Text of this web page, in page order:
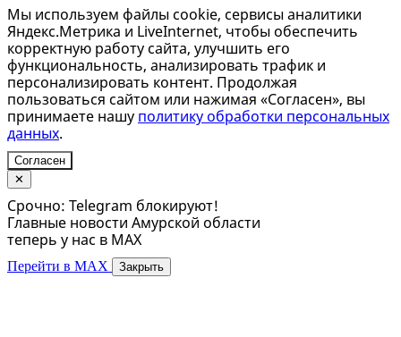
Мы используем файлы cookie, сервисы аналитики
Яндекс.Метрика и LiveInternet, чтобы обеспечить
корректную работу сайта, улучшить его
функциональность, анализировать трафик и
персонализировать контент. Продолжая
пользоваться сайтом или нажимая «Согласен», вы
принимаете нашу политику обработки персональных
данных.
Согласен
✕
Срочно: Telegram блокируют!
Главные новости Амурской области
теперь у нас в MAX
Перейти в MAX Закрыть